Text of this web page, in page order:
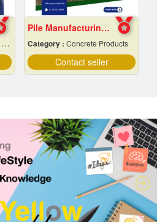
Pile Manufacturing Factory, Samut Prakan
Category : Concrete Products
Contact seller